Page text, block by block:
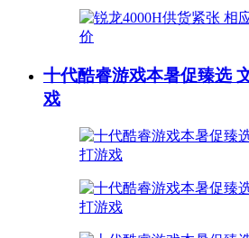
十代酷睿游戏本暑促臻选
戏